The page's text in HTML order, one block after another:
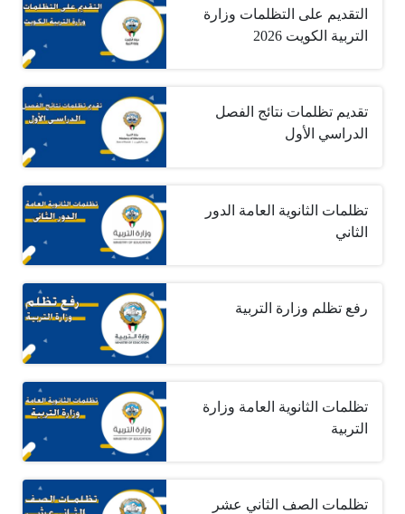
التقديم على التظلمات وزارة
التربية الكويت 2026
تقديم تظلمات نتائج الفصل
الدراسي الأول
تظلمات الثانوية العامة الدور
الثاني
رفع تظلم وزارة التربية
تظلمات الثانوية العامة وزارة
التربية
تظلمات الصف الثاني عشر